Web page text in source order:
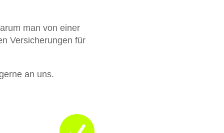
man von einer
Versicherungen für
an uns.